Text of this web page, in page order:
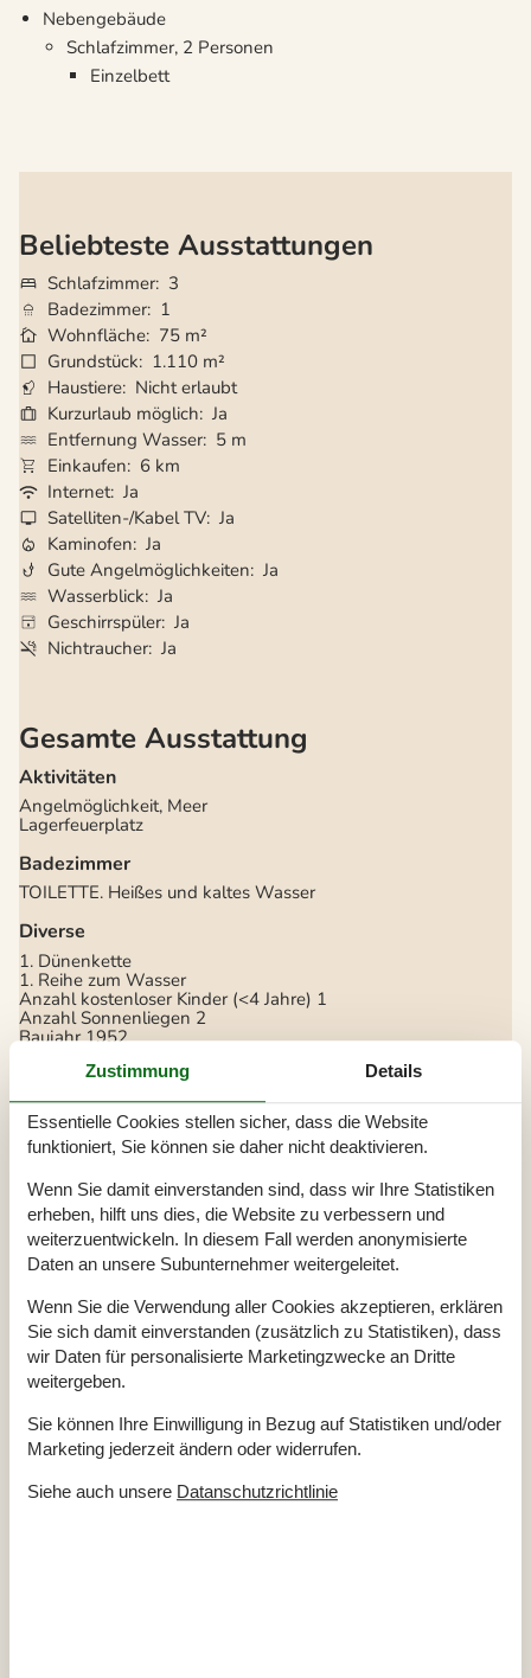
Nebengebäude
Schlafzimmer, 2 Personen
Einzelbett
Beliebteste Ausstattungen
Schlafzimmer 3
Badezimmer 1
Wohnfläche 75 m²
Grundstück
1.110 m²
Haustiere Nicht erlaubt
Kurzurlaub möglich Ja
Entfernung Wasser 5 m
Einkaufen
6 km
Internet Ja
Satelliten-/Kabel TV Ja
Kaminofen Ja
Gute Angelmöglichkeiten Ja
Wasserblick Ja
Geschirrspüler Ja
Nichtraucher Ja
Gesamte Ausstattung
Aktivitäten
Angelmöglichkeit, Meer
Lagerfeuerplatz
Badezimmer
TOILETTE. Heißes und kaltes Wasser
Diverse
1. Dünenkette
1. Reihe zum Wasser
Anzahl kostenloser Kinder (<4 Jahre) 1
Anzahl Sonnenliegen 2
Baujahr 1952
Ferienhaus 75 m²
Heizung, Elektroheizung
Kabelfernsehen, Deutsch und Skandinavisch
Panoramablick auf das Wasser
Self-Service-Check-in
Staubsauger
Strom und Heizung exkl.
Wasser inkl.
Winterfest
Draußen
Gartenmöbel
Grill
Grundstück am Wasser 1110 m²
Kostenloser Parkplatz auf dem Gelände
Privater Garten
Kaminofen
Zustimmung Details
Essentielle Cookies stellen sicher, dass die Website
funktioniert, Sie können sie daher nicht deaktivieren.
Wenn Sie damit einverstanden sind, dass wir Ihre Statistiken
erheben, hilft uns dies, die Website zu verbessern und
weiterzuentwickeln. In diesem Fall werden anonymisierte
Daten an unsere Subunternehmer weitergeleitet.
Wenn Sie die Verwendung aller Cookies akzeptieren, erklären
Sie sich damit einverstanden (zusätzlich zu Statistiken), dass
wir Daten für personalisierte Marketingzwecke an Dritte
weitergeben.
Sie können Ihre Einwilligung in Bezug auf Statistiken und/oder
Marketing jederzeit ändern oder widerrufen.
Siehe auch unsere Datanschutzrichtlinie